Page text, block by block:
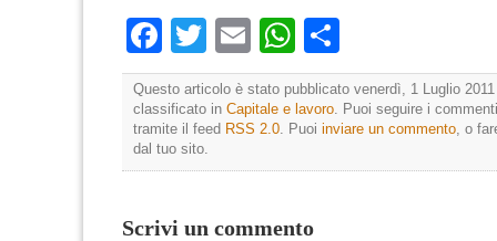
Facebook
Twitter
EmailWhatsApp
Questo articolo è stato pubblicato venerdì, 1 Luglio
classificato in Capitale e lavoro . Puoi seguire i
tramite il feed RSS 2.0 . Puoi inviare un commento , o
dal tuo sito.
Scrivi un commento